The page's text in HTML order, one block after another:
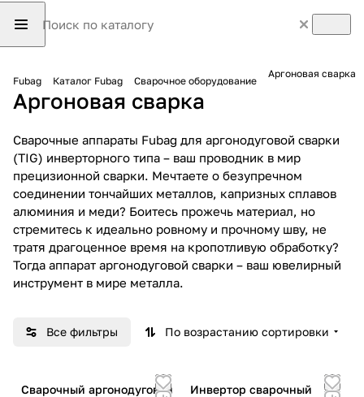
Fubag Каталог Fubag Сварочное оборудование
Аргоновая сварка
Аргоновая сварка
Сварочные аппараты Fubag для аргонодуговой сварки
(TIG) инверторного типа – ваш проводник в мир
прецизионной сварки. Мечтаете о безупречном
соединении тончайших металлов, капризных сплавов
алюминия и меди? Боитесь прожечь материал, но
стремитесь к идеально ровному и прочному шву, не
тратя драгоценное время на кропотливую обработку?
Тогда аппарат аргонодуговой сварки – ваш ювелирный
инструмент в мире металла.
Все фильтры По возрастанию сортировки
Сварочный аргонодуговой
Инвертор сварочный